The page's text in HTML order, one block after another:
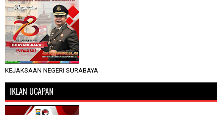
KEJAKSAAN NEGERI SURABAYA
IKLAN UCAPAN